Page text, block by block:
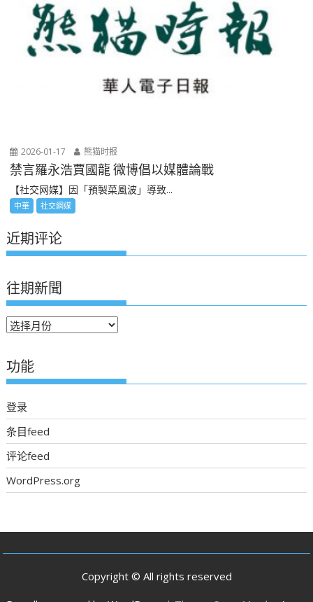
2026-01-17 熊猫时报
禁言羅永浩賈國龍 微博倡以媒體論戰
【社交网媒】因「預製菜風波」導致...
中華 社交網媒
近期评论
往期新聞
往
新
聞
功能
登录
条目feed
评论feed
WordPress.org
Copyright © All rights reserved